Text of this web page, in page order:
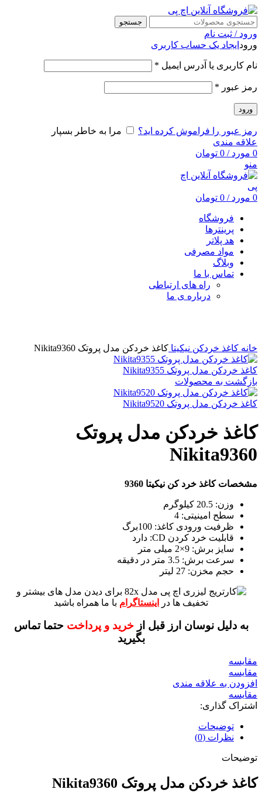
جستجو
ورود / ثبت نام
ورود ایجاد یک حساب کاربری
نام کاربری یا آدرس ایمیل *
رمز عبور *
ورود
رمز عبور را فراموش کرده اید؟
مرا به خاطر بسپار
علاقه مندی
0 مورد /
0 تومان
منو
0 مورد /
0 تومان
فروشگاه
پرینترها
هد پلاتر
مواد مصرفی
وبلاگ
تماس با ما
راه های ارتباطی
درباره ی ما
خانه کاغذ خردکن نیکیتا کاغذ خردکن مدل پروتک Nikita9360
کاغذ خردکن مدل پروتک Nikita9355
بازگشت به محصولات
کاغذ خردکن مدل پروتک Nikita9520
کاغذ خردکن مدل پروتک
Nikita9360
مشخصات کاغذ خرد کن نیکیتا 9360
وزن: 20.5 کیلوگرم
سطح امینیتی: 4
ظرفیت ورودی کاغذ: 100برگ
قابلیت خرد کردن CD: دارد
سایز برش: 9×2 میلی متر
سرعت برش: 3.5 متر در دقیقه
حجم مخزن: 27 لیتر
برای دیدن مدل های بیشتر و
تخفیف ها در
اینستاگرام با ما همراه باشید
به دلیل نوسان ارز قبل از خرید و پرداختحتما تماس
بگیرید
مقايسه
مقایسه
افزودن به علاقه مندی
مقایسه
اشتراک گذاری:
توضیحات
نظرات (0)
توضیحات
کاغذ خردکن مدل پروتک Nikita9360